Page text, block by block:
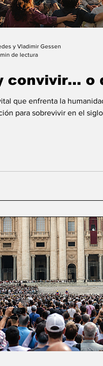
convivir… o
que enfrenta la
para sobrevivir en el siglo
y Vladimir Gessen
min de lectura